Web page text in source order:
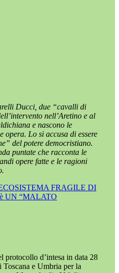
Ducci, due “cavalli di
nell’Aretino e al
e nascono le
opera. Lo si accusa di essere
del potere democristiano.
puntate che racconta le
opere fatte e le ragioni
FRAGILE DI
UN “MALATO
protocollo d’intesa in data 28
e Umbria per la